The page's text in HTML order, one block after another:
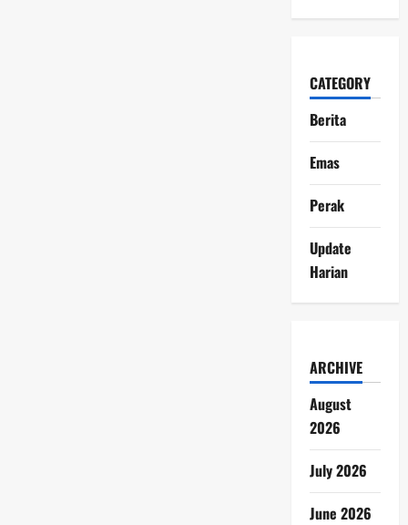
CATEGORY
Berita
Emas
Perak
Update
Harian
ARCHIVE
August
2026
July 2026
June 2026